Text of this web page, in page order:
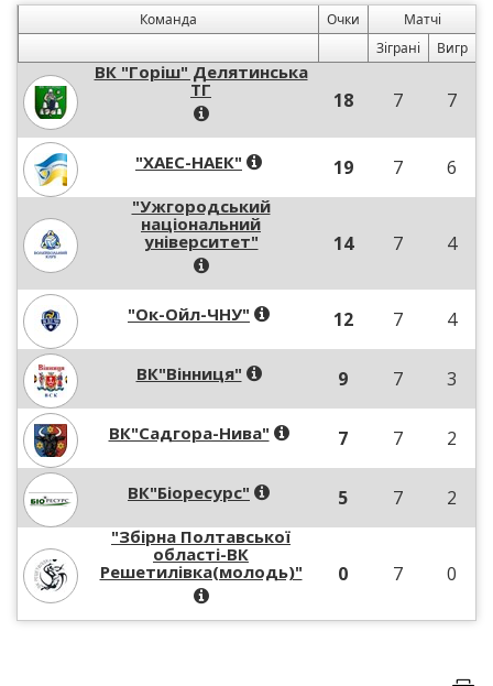
Команда Очки
Матчі
Зіграні
Вигр
ВК "Горіш" Делятинська
ТГ
18 7 7
"ХАЕС-НАЕК" 19 7 6
"Ужгородський
національний
університет"
14 7 4
"Ок-Ойл-ЧНУ" 12 7 4
ВК"Вінниця" 9 7 3
ВК"Садгора-Нива" 7 7 2
ВК"Біоресурс" 5 7 2
"Збірна Полтавської
області-ВК
Решетилівка(молодь)"
0 7 0